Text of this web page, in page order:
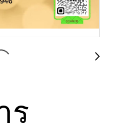
ร